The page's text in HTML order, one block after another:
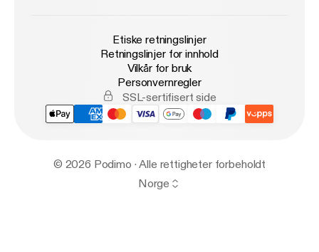
Etiske retningslinjer
Retningslinjer for innhold
Vilkår for bruk
Personvernregler
SSL-sertifisert side
© 2026 Podimo · Alle rettigheter forbeholdt
Norge